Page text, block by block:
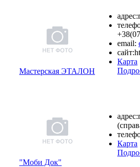
Мастерская ЭТАЛОН
адрес:
email:
сайт:
Карта
"Моби Док"
адрес:
Карта